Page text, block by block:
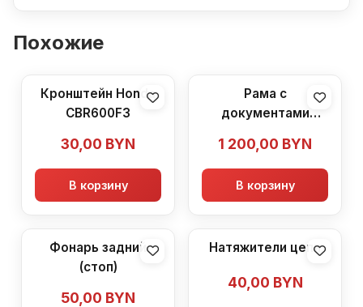
Похожие
Кронштейн Honda
CBR600F3
30,00 BYN
В корзину
Рама с
документами
1 200,00 BYN
В корзину
Фонарь задний
(стоп)
50,00 BYN
Натяжители цепи
40,00 BYN